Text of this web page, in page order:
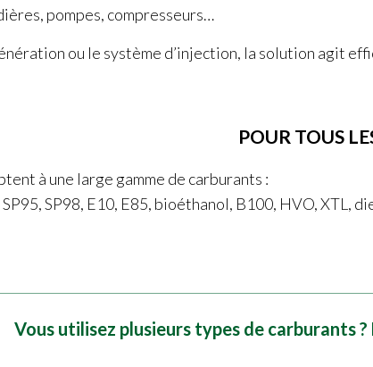
pompes, compresseurs…
ou le système d’injection, la solution agit
POUR TOUS
à une large gamme de carburants :
SP98, E10, E85, bioéthanol, B100, HVO, XTL,
Vous utilisez plusieurs types de carburants